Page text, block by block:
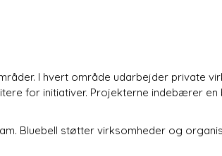
I hvert område udarbejder private
for initiativer. Projekterne indebærer en
Bluebell støtter virksomheder og